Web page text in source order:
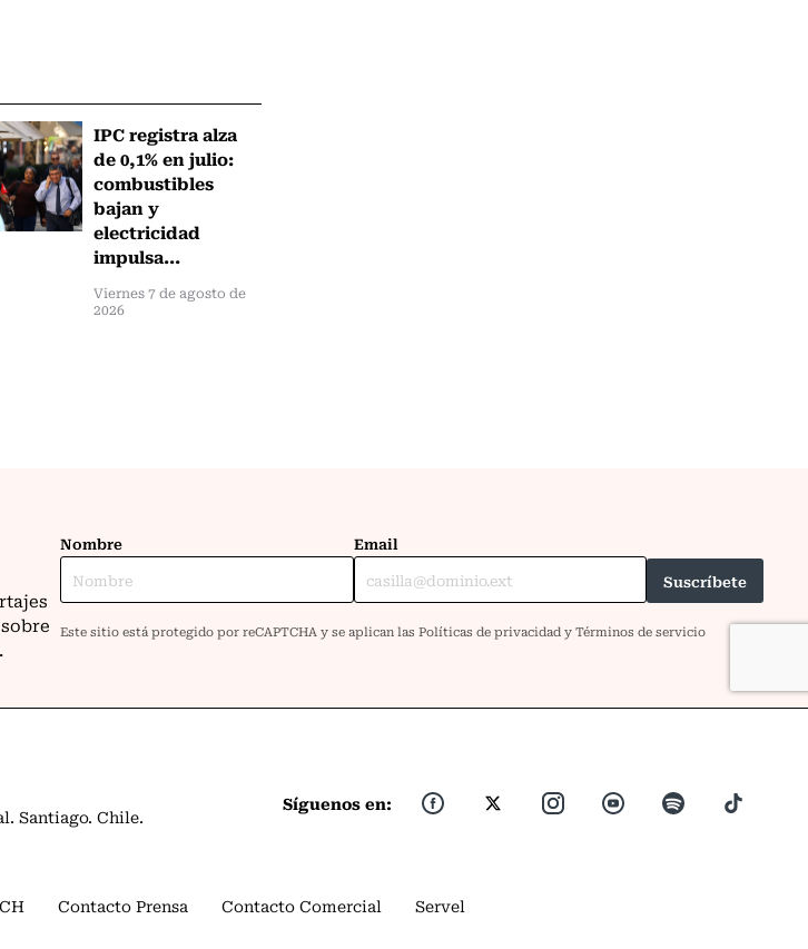
IPC registra alza
de 0,1% en julio:
combustibles
bajan y
electricidad
impulsa...
Viernes 7 de agosto de
2026
Santiago. Chile.
Síguenos en:
Contacto Prensa Contacto Comercial Servel